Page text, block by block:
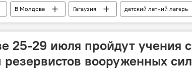
В Молдове Гагаузия детский летний лагерь
25-29 июля пройдут учения с
резервистов вооруженных сил